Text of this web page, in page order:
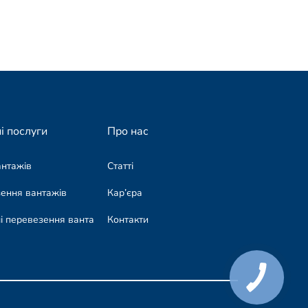
послуги
вантажів
перевезення вантажів
Про нас
Статті
Кар’єра
Контакти